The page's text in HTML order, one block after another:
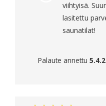
viihtyisä.
lasitettu
saunatilat!
Palaute annettu